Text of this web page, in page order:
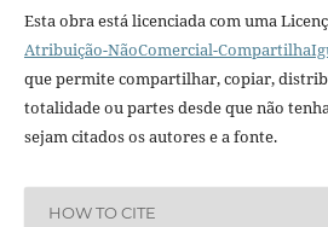
Esta obra está licenciada com uma
Atribuição-NãoComercial-
que permite compartilhar, copiar,
totalidade ou partes desde que não
sejam citados os autores e a fonte.
HOW TO CITE